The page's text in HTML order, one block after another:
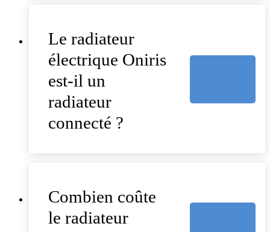
Le radiateur
électrique Oniris
est-il un
radiateur
connecté ?
Combien coûte
le radiateur